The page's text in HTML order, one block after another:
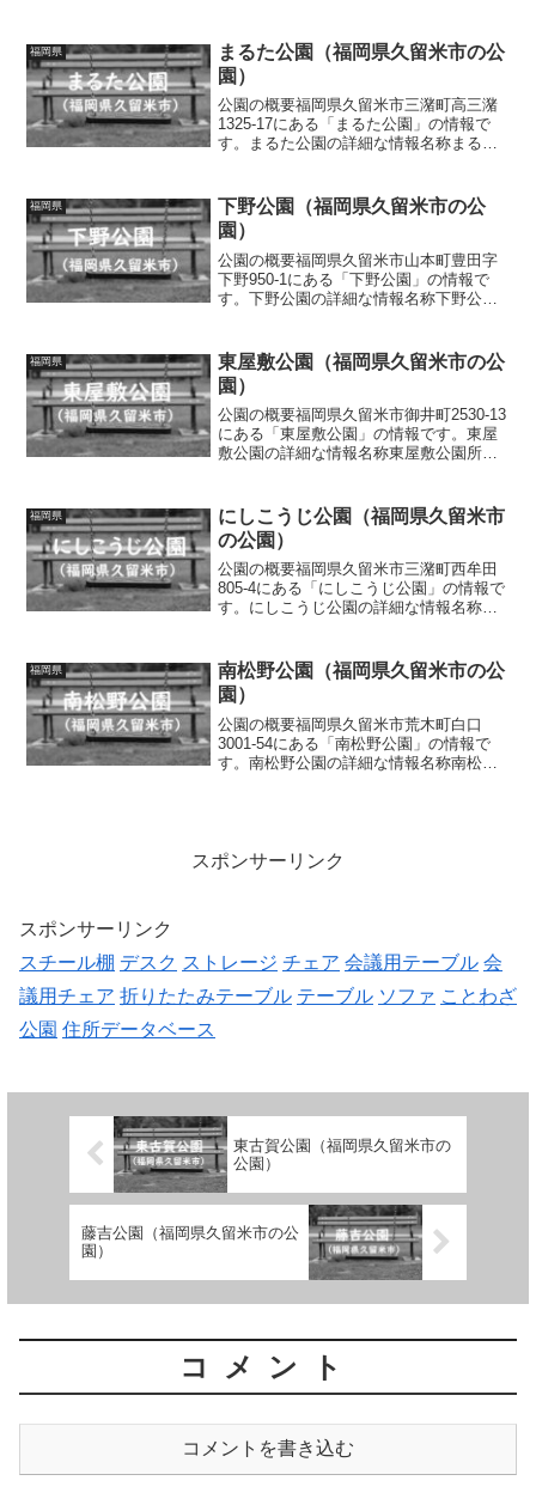
施設・遊具スプリング遊具、ベンチトイ
レの有無なし...
福岡県
まるた公園（福岡県久留米市の公
園）
公園の概要福岡県久留米市三潴町高三潴
1325-17にある「まるた公園」の情報で
す。まるた公園の詳細な情報名称まるた
遊具ベンチトイレの有無なし車椅子対
応 トイレな...
福岡県
下野公園（福岡県久留米市の公
園）
公園の概要福岡県久留米市山本町豊田字
下野950-1にある「下野公園」の情報で
す。下野公園の詳細な情報名称下野公園
具滑り台トイレの有無なし車椅子対応
トイレなし駐車...
福岡県
東屋敷公園（福岡県久留米市の公
園）
公園の概要福岡県久留米市御井町2530-13
にある「東屋敷公園」の情報です。東屋
敷公園の詳細な情報名称東屋敷公園所在
棒、砂場、ベンチトイレの有無なし車椅
子対応 ...
福岡県
にしこうじ公園（福岡県久留米市
の公園）
公園の概要福岡県久留米市三潴町西牟田
805-4にある「にしこうじ公園」の情報で
す。にしこうじ公園の詳細な情報名称に
施設・遊具ベンチトイレの有無なし車椅
子対応 トイ...
福岡県
南松野公園（福岡県久留米市の公
園）
公園の概要福岡県久留米市荒木町白口
3001-54にある「南松野公園」の情報で
す。南松野公園の詳細な情報名称南松野
スポンサーリンク
スポンサーリンク
スチール棚 デスク ストレージ チェア 会議用テーブル 会
議用チェア 折りたたみテーブル テーブル ソファ ことわざ
公園 住所データベース
東古賀公園（福岡県久留米市の
公園）
藤吉公園（福岡県久留米市の公
園）
コメント
コメントを書き込む